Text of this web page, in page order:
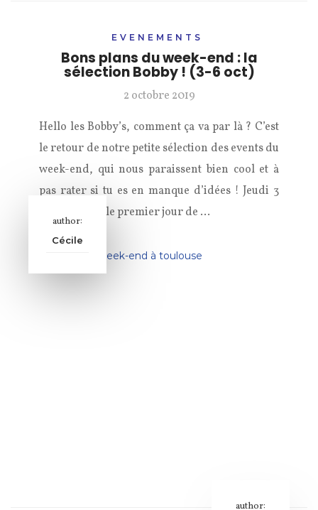
EVENEMENTS
Bons plans du week-end : la
sélection Bobby ! (3-6 oct)
2 octobre 2019
Hello les Bobby’s, comment ça va par là ? C’est
le retour de notre petite sélection des events du
week-end, qui nous paraissent bien cool et à
pas rater si tu es en manque d’idées ! Jeudi 3
octobre C’est le premier jour de …
author:
Cécile
author: